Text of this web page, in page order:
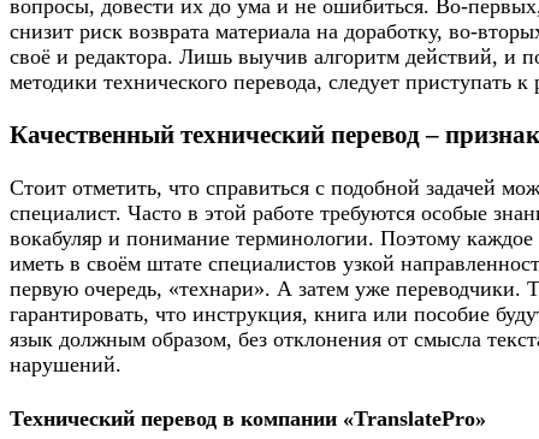
вопросы, довести их до ума и не ошибиться. Во-
снизит риск возврата материала на доработку, во-
своё и редактора. Лишь выучив алгоритм действий, и
методики технического перевода, следует приступать к
Качественный технический перевод –
Стоит отметить, что справиться с подобной задачей
специалист. Часто в этой работе требуются особые
вокабуляр и понимание терминологии. Поэтому
иметь в своём штате специалистов узкой
первую очередь, «технари». А затем уже переводчики.
гарантировать, что инструкция, книга или пособие
язык должным образом, без отклонения от смысла
нарушений.
Технический перевод в компании «TranslatePro»